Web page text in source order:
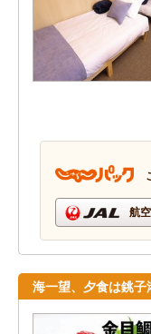
航
海一望、夕食は銚